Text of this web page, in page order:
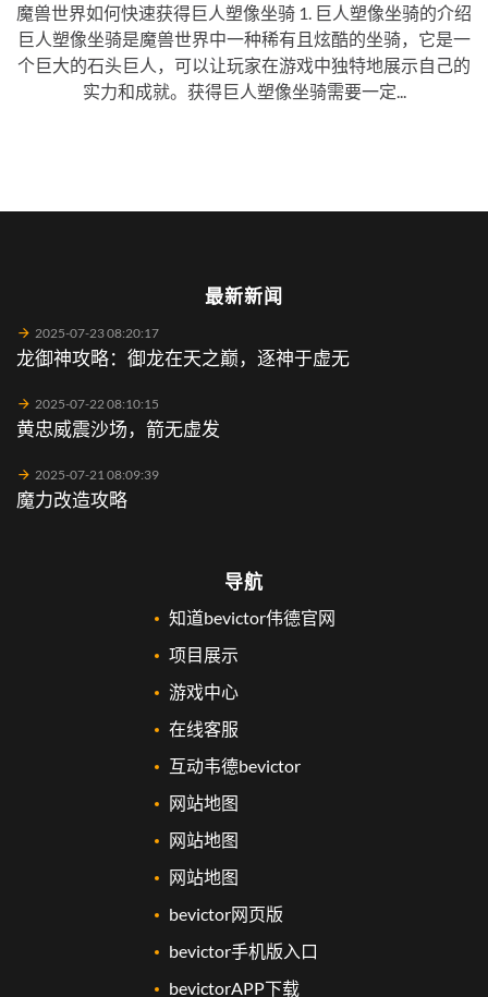
魔兽世界如何快速获得巨人塑像坐骑 1. 巨人塑像坐骑的介绍
巨人塑像坐骑是魔兽世界中一种稀有且炫酷的坐骑，它是一
个巨大的石头巨人，可以让玩家在游戏中独特地展示自己的
实力和成就。获得巨人塑像坐骑需要一定...
最新新闻
2025-07-23 08:20:17
龙御神攻略：御龙在天之巅，逐神于虚无
2025-07-22 08:10:15
黄忠威震沙场，箭无虚发
2025-07-21 08:09:39
魔力改造攻略
导航
知道bevictor伟德官网
项目展示
游戏中心
在线客服
互动韦德bevictor
网站地图
网站地图
网站地图
bevictor网页版
bevictor手机版入口
bevictorAPP下载